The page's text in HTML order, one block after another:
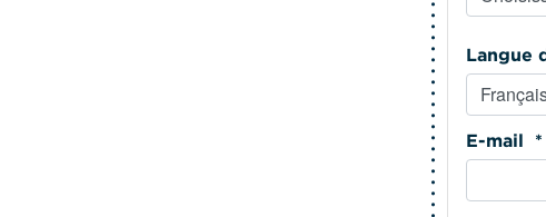
E-mail *